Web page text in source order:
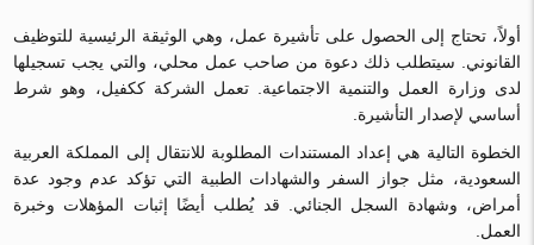
أولاً، تحتاج إلى الحصول على تأشيرة عمل، وهي الوثيقة الرئيسية للتوظيف
القانوني. سيتطلب ذلك دعوة من صاحب عمل محلي، والتي يجب تسجيلها
لدى وزارة العمل والتنمية الاجتماعية. تعمل الشركة ككفيل، وهو شرط
أساسي لإصدار التأشيرة.
الخطوة التالية هي إعداد المستندات المطلوبة للانتقال إلى المملكة العربية
السعودية، مثل جواز السفر والشهادات الطبية التي تؤكد عدم وجود عدة
أمراض، وشهادة السجل الجنائي. قد يُطلب أيضًا إثبات المؤهلات وخبرة
العمل.